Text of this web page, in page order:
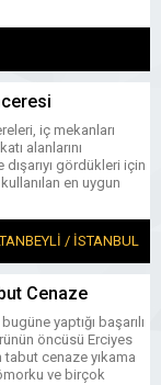
ve destek sacı
satışlarla
müşteri
kaliteli hizmeti
temel
şartlar ve piyasa
MESAJ GÖNDER
iç mekanları
alanlarını
dışarıyı gördükleri için
en uygun
etmekten daha ucuz
Çatı pencereleri
üretilen çatı
enerji
rahat çalışma
yüksek kalitede
/ İSTANBUL
MESAJ GÖNDER
Cenaze
Erciyes Hizmet
Römorku
yaptığı başarılı
öncüsü Erciyes
tabut cenaze yıkama
ve birçok